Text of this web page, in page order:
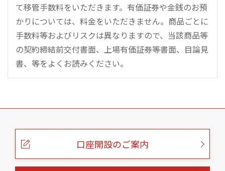
て移管手数料をいただきます。有価証券や金銭のお預
かりについては、料金をいただきません。商品ごとに
手数料等およびリスクは異なりますので、当該商品等
の契約締結前交付書面、上場有価証券等書面、目論見
書、等をよくお読みください。
こ
口座開設のご案内